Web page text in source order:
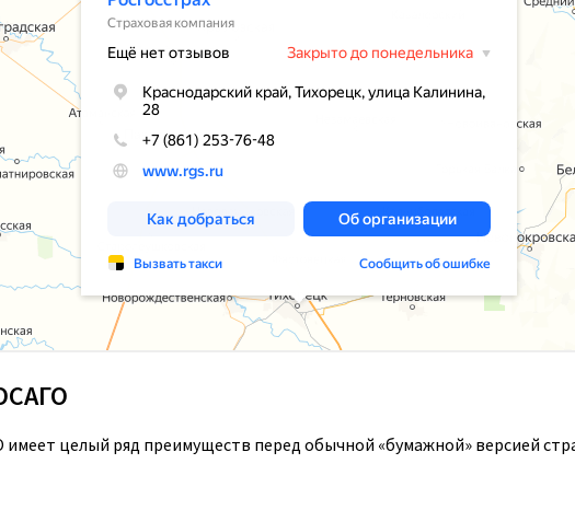
целый ряд преимуществ перед обычной «бумажной» версией